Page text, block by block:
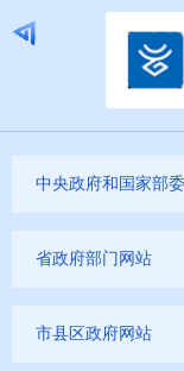
中央政府和国家部
省政府部门网站
市县区政府网站